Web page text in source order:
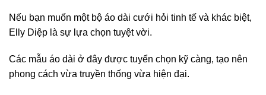
Nếu bạn muốn một bộ áo dài cưới hỏi tinh tế và khác biệt,
Elly Diệp là sự lựa chọn tuyệt vời.
Các mẫu áo dài ở đây được tuyển chọn kỹ càng, tạo nên
phong cách vừa truyền thống vừa hiện đại.